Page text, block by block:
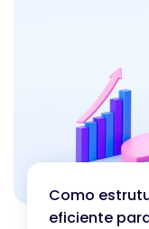
Como
eficiente